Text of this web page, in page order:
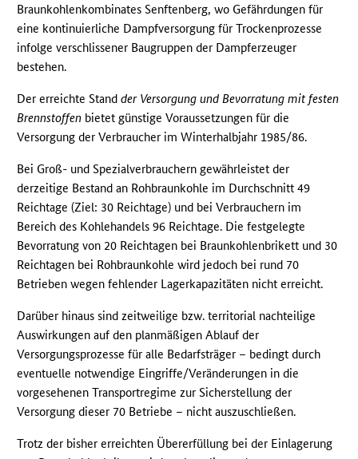
Braunkohlenkombinates Senftenberg, wo Gefährdungen für
eine kontinuierliche Dampfversorgung für Trockenprozesse
infolge verschlissener Baugruppen der Dampferzeuger
bestehen.
Der erreichte Standder Versorgung und Bevorratung mit festen
Brennstoffen bietet günstige Voraussetzungen für die
Versorgung der Verbraucher im Winterhalbjahr 1985/86.
Bei Groß- und Spezialverbrauchern gewährleistet der
derzeitige Bestand an Rohbraunkohle im Durchschnitt 49
Reichtage (Ziel: 30 Reichtage) und bei Verbrauchern im
Bereich des Kohlehandels 96 Reichtage. Die festgelegte
Bevorratung von 20 Reichtagen bei Braunkohlenbrikett und 30
Reichtagen bei Rohbraunkohle wird jedoch bei rund 70
Betrieben wegen fehlender Lagerkapazitäten nicht erreicht.
Darüber hinaus sind zeitweilige bzw. territorial nachteilige
Auswirkungen auf den planmäßigen Ablauf der
Versorgungsprozesse für alle Bedarfsträger – bedingt durch
eventuelle notwendige Eingriffe/Veränderungen in die
vorgesehenen Transportregime zur Sicherstellung der
Versorgung dieser 70 Betriebe – nicht auszuschließen.
Trotz der bisher erreichten Übererfüllung bei der Einlagerung